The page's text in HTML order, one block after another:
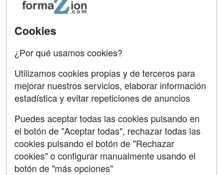
Acceso Usuarios
Acceso Centros
Contactar
Confidencialidad
Aviso legal
Copyleft
Cookies
¿Por qué usamos cookies?
Utilizamos cookies propias y de terceros para
mejorar nuestros servicios, elaborar información
estadística y evitar repeticiones de anuncios
Puedes aceptar todas las cookies pulsando en
el botón de "Aceptar todas", rechazar todas las
cookies pulsando el botón de "Rechazar
cookies" o configurar manualmente usando el
botón de "más opciones"